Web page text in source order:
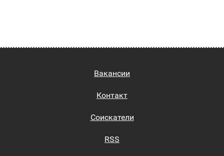
Вакансии
Контакт
Соискатели
RSS